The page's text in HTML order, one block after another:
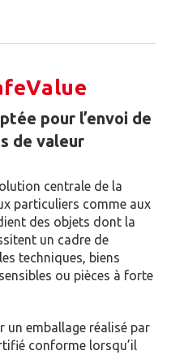
pour l’envoi de
de valeur
centrale de la
particuliers comme aux
des objets dont la
un cadre de
techniques, biens
ou pièces à forte
un emballage réalisé par
conforme lorsqu’il